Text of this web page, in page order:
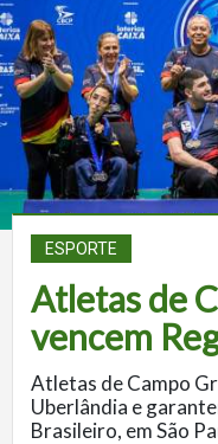
ESPORTE
Atletas de
vencem
Atletas de Campo
Uberlândia e
Brasileiro, em São